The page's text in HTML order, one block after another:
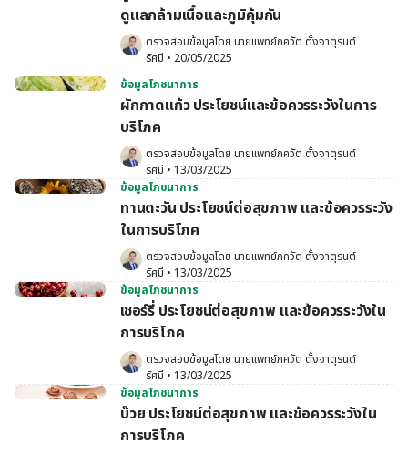
ดูแลกล้ามเนื้อและภูมิคุ้มกัน
ตรวจสอบข้อมูลโดย นายแพทย์ภควัต ตั้งจาตุรนต์
รัศมี • 20/05/2025
ข้อมูลโภชนาการ
ผักกาดแก้ว ประโยชน์และข้อควรระวังในการ
บริโภค
ตรวจสอบข้อมูลโดย นายแพทย์ภควัต ตั้งจาตุรนต์
รัศมี • 13/03/2025
ข้อมูลโภชนาการ
ทานตะวัน ประโยชน์ต่อสุขภาพ และข้อควรระวัง
ในการบริโภค
ตรวจสอบข้อมูลโดย นายแพทย์ภควัต ตั้งจาตุรนต์
รัศมี • 13/03/2025
ข้อมูลโภชนาการ
เชอร์รี่ ประโยชน์ต่อสุขภาพ และข้อควรระวังใน
การบริโภค
ตรวจสอบข้อมูลโดย นายแพทย์ภควัต ตั้งจาตุรนต์
รัศมี • 13/03/2025
ข้อมูลโภชนาการ
บ๊วย ประโยชน์ต่อสุขภาพ และข้อควรระวังใน
การบริโภค